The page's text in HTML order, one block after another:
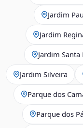
Jardim
Jardim
Jardim Santa
Jardim Silveira
Parque dos
Parque dos